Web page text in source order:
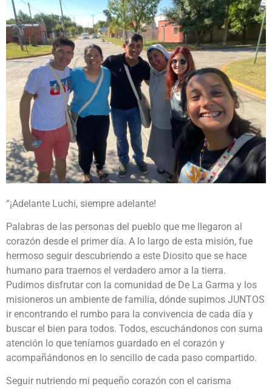
“¡Adelante Luchi, siempre adelante!
Palabras de las personas del pueblo que me llegaron al
corazón desde el primer día. A lo largo de esta misión, fue
hermoso seguir descubriendo a este Diosito que se hace
humano para traernos el verdadero amor a la tierra.
Pudimos disfrutar con la comunidad de De La Garma y los
misioneros un ambiente de familia, dónde supimos JUNTOS
ir encontrando el rumbo para la convivencia de cada día y
buscar el bien para todos. Todos, escuchándonos con suma
atención lo que teníamos guardado en el corazón y
acompañándonos en lo sencillo de cada paso compartido.
Seguir nutriendo mi pequeño corazón con el carisma